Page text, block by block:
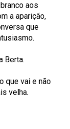
aos
a aparição,
que
Berta.
que vai e não
velha.